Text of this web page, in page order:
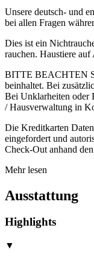
Unsere deutsch- und
bei allen Fragen
Dies ist ein
rauchen. Haustiere auf
BITTE BEACHTEN
beinhaltet. Bei
Bei Unklarheiten oder
/ Hausverwaltung in
Die Kreditkarten
eingefordert und
Check-Out anhand
Mehr lesen
Ausstattung
Highlights
▼